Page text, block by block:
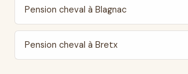
Pension cheval à Blagnac
Pension cheval à Bretx